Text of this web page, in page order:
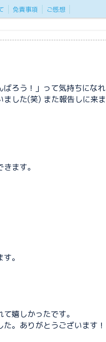
免責事項 ご感想
ろう！」って気持ちになれ
した(笑) また報告しに来ま
ます。
。
嬉しかったです。
。ありがとうございます！